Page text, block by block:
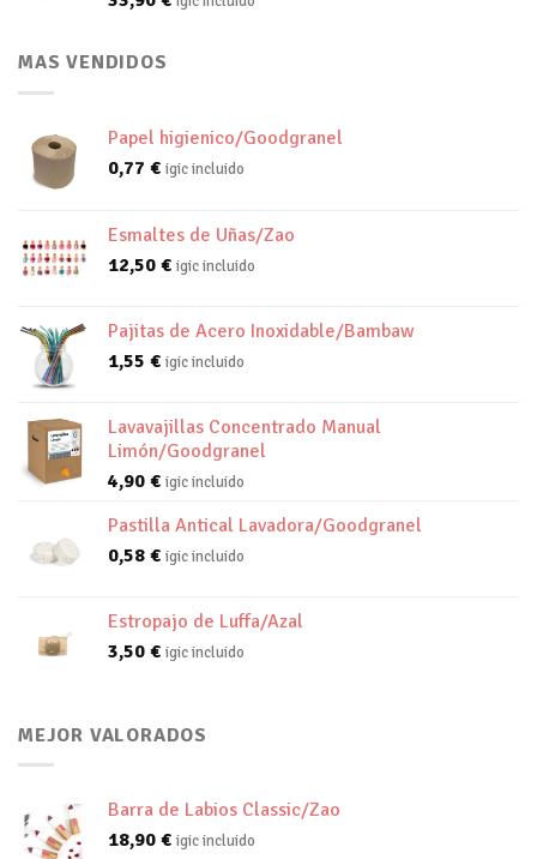
MAS VENDIDOS
Papel higienico/Goodgranel
0,77 € igic incluido
Esmaltes de Uñas/Zao
12,50 € igic incluido
Pajitas de Acero Inoxidable/Bambaw
1,55 € igic incluido
Lavavajillas Concentrado Manual
Limón/Goodgranel
4,90 € igic incluido
Pastilla Antical Lavadora/Goodgranel
0,58 € igic incluido
Estropajo de Luffa/Azal
3,50 € igic incluido
MEJOR VALORADOS
Barra de Labios Classic/Zao
18,90 € igic incluido